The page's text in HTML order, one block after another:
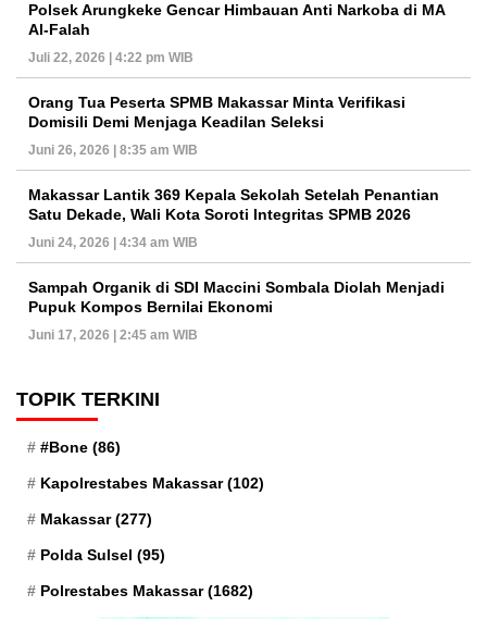
Polsek Arungkeke Gencar Himbauan Anti Narkoba di MA
Al-Falah
Juli 22, 2026 | 4:22 pm WIB
Orang Tua Peserta SPMB Makassar Minta Verifikasi
Domisili Demi Menjaga Keadilan Seleksi
Juni 26, 2026 | 8:35 am WIB
Makassar Lantik 369 Kepala Sekolah Setelah Penantian
Satu Dekade, Wali Kota Soroti Integritas SPMB 2026
Juni 24, 2026 | 4:34 am WIB
Sampah Organik di SDI Maccini Sombala Diolah Menjadi
Pupuk Kompos Bernilai Ekonomi
Juni 17, 2026 | 2:45 am WIB
TOPIK TERKINI
#Bone (86)
Kapolrestabes Makassar(102)
Makassar(277)
Polda Sulsel (95)
Polrestabes Makassar(1682)